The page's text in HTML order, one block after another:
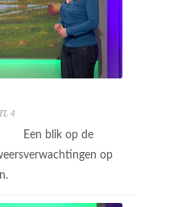
4
Een blik op de
op